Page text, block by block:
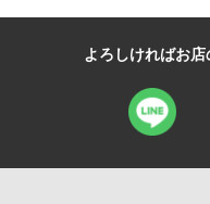
よろしければお